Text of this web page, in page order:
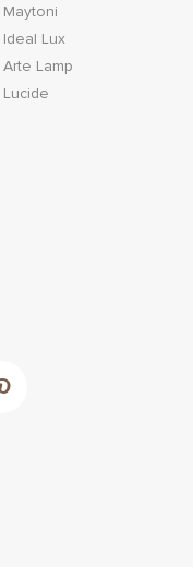
Maytoni
Ideal Lux
Arte Lamp
Lucide